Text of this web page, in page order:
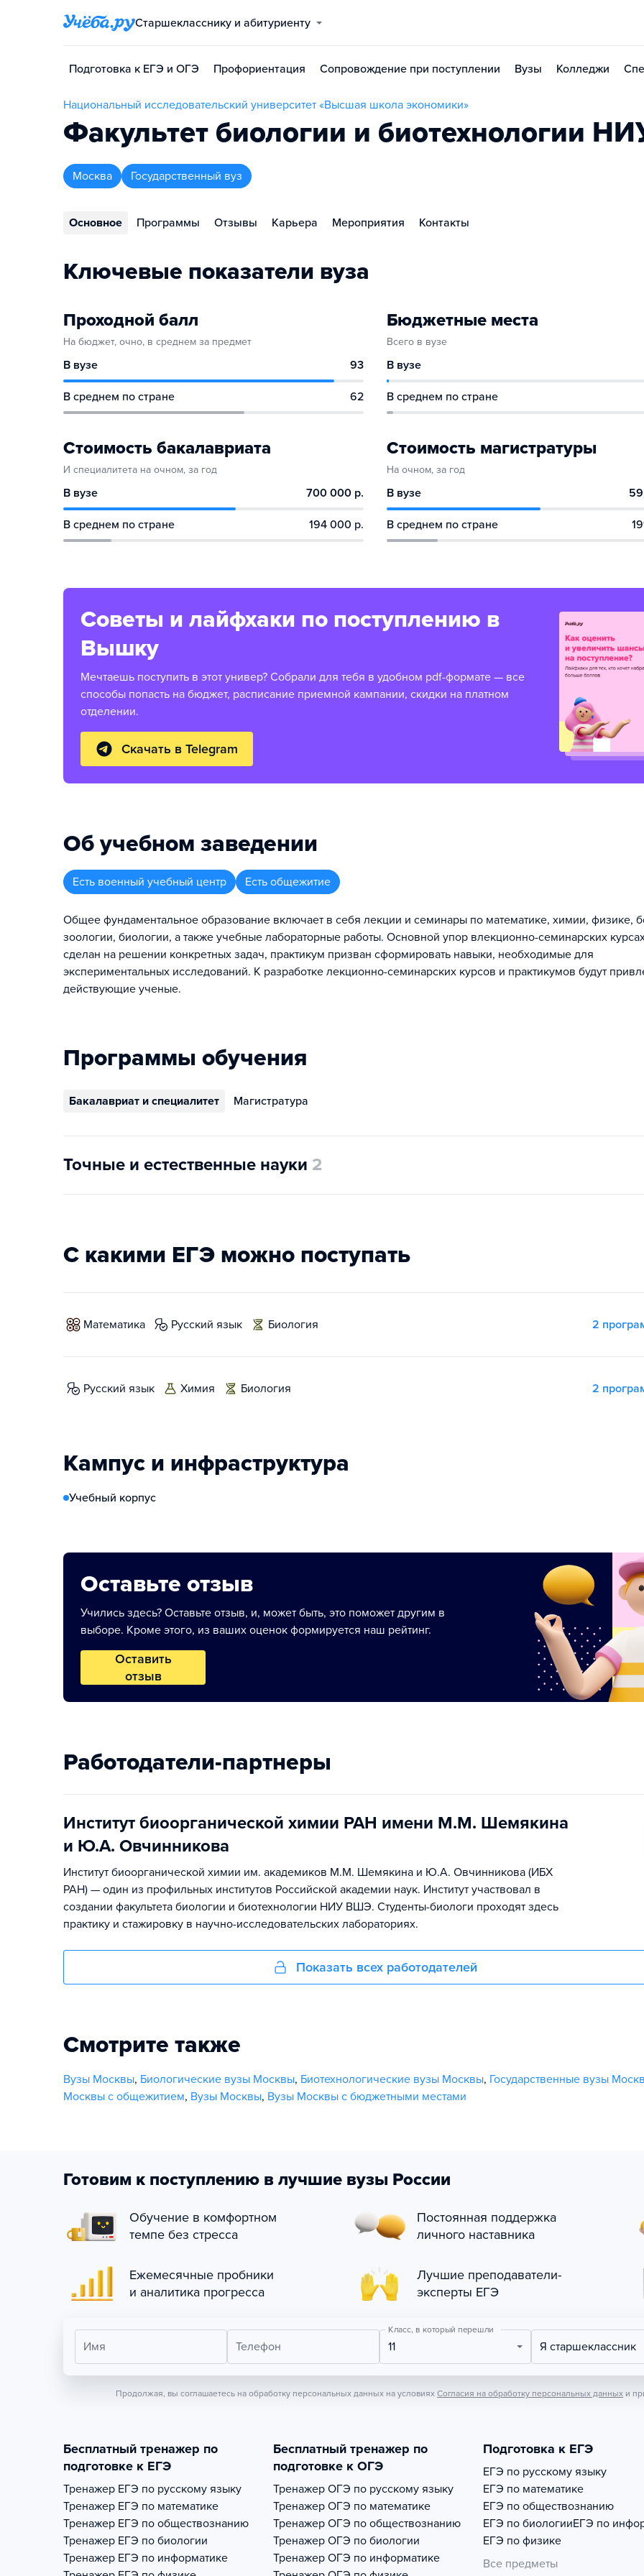
Старшекласснику и абитуриенту
Подготовка к ЕГЭ и ОГЭ Профориентация Сопровождение при поступлении Вузы Колледжи
Национальный исследовательский университет «Высшая школа экономики»
Факультет биологии и биотехнологии
Москва Государственный вуз
Основное Программы Отзывы Карьера Мероприятия Контакты
Ключевые показатели вуза
Проходной балл
На бюджет, очно, в среднем за предмет
В вузе 93
В среднем по стране 62
Бюджетные места
Всего в вузе
В вузе
В среднем по стране
Стоимость бакалавриата
И специалитета на очном, за год
В вузе 700 000 р.
В среднем по стране 194 000 р.
Стоимость магистратуры
На очном, за год
В вузе
В среднем по стране
Советы и лайфхаки по поступлению в
Вышку
Мечтаешь поступить в этот универ? Собрали для тебя в удобном pdf-формате — все
способы попасть на бюджет, расписание приемной кампании, скидки на платном
отделении.
Скачать в Telegram
Об учебном заведении
Есть военный учебный центр Есть общежитие
Общее фундаментальное образование включает в себя лекции и семинары по математике, химии, физике,
зоологии, биологии, а также учебные лабораторные работы. Основной упор влекционно-семинарских
сделан на решении конкретных задач, практикум призван сформировать навыки, необходимые для
экспериментальных исследований. К разработке лекционно-семинарских курсов и практикумов будут
действующие ученые.
Программы обучения
Бакалавриат и специалитет Магистратура
Точные и естественные науки 2
С какими ЕГЭ можно поступать
математика русский язык биология 2
русский язык химия биология 2
Кампус и инфраструктура
Учебный корпус
Оставьте отзыв
Учились здесь? Оставьте отзыв, и, может быть, это поможет другим в
выборе. Кроме этого, из ваших оценок формируется наш рейтинг.
Оставить
отзыв
Работодатели-партнеры
Институт биоорганической химии РАН имени М.М. Шемякина
и Ю.А. Овчинникова
Институт биоорганической химии им. академиков М.М. Шемякина и Ю.А. Овчинникова (ИБХ
РАН) — один из профильных институтов Российской академии наук. Институт участвовал в
создании факультета биологии и биотехнологии НИУ ВШЭ. Студенты-биологи проходят здесь
практику и стажировку в научно-исследовательских лабораториях.
Показать всех работодателей
Смотрите также
Вузы Москвы, Биологические вузы Москвы, Биотехнологические вузы Москвы, Государственные вузы
Москвы с общежитием, Вузы Москвы, Вузы Москвы с бюджетными местами
Готовим к поступлению в лучшие вузы России
Обучение в комфортном
темпе без стресса
Постоянная поддержка
личного наставника
Ежемесячные пробники
и аналитика прогресса
Лучшие преподаватели-
эксперты ЕГЭ
Имя Телефон
Класс, в который перешли
11 Я старшеклассник
Продолжая, вы соглашаетесь на обработку персональных данных на условиях Согласия на обработку персональных данных и
Бесплатный тренажер по
подготовке к ЕГЭ
Тренажер ЕГЭ по русскому языку
Тренажер ЕГЭ по математике
Тренажер ЕГЭ по обществознанию
Тренажер ЕГЭ по биологии
Тренажер ЕГЭ по информатике
Бесплатный тренажер по
подготовке к ОГЭ
Тренажер ОГЭ по русскому языку
Тренажер ОГЭ по математике
Тренажер ОГЭ по обществознанию
Тренажер ОГЭ по биологии
Тренажер ОГЭ по информатике
Подготовка к ЕГЭ
ЕГЭ по русскому языку
ЕГЭ по математике
ЕГЭ по обществознанию
ЕГЭ по биологииЕГЭ по
ЕГЭ по физике
Все предметы